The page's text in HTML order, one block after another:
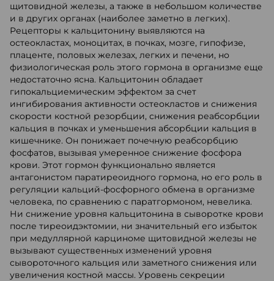
щитовидной железы, а также в небольшом количестве
и в других органах (наиболее заметно в легких).
Рецепторы к кальцитонину выявляются на
остеокластах, моноцитах, в почках, мозге, гипофизе,
плаценте, половых железах, легких и печени, но
физиологическая роль этого гормона в организме еще
недостаточно ясна. Кальцитонин обладает
гипокальциемическим эффектом за счет
ингибирования активности остеокластов и снижения
скорости костной резорбции, снижения реабсорбции
кальция в почках и уменьшения абсорбции кальция в
кишечнике. Он понижает почечную реабсорбцию
фосфатов, вызывая умеренное снижение фосфора
крови. Этот гормон функционально является
антагонистом паратиреоидного гормона, но его роль в
регуляции кальций-фосфорного обмена в организме
человека, по сравнению с паратгормоном, невелика.
Ни снижение уровня кальцитонина в сыворотке крови
после тиреоидэктомии, ни значительный его избыток
при медуллярной карциноме щитовидной железы не
вызывают существенных изменений уровня
сывороточного кальция или заметного снижения или
увеличения костной массы. Уровень секреции